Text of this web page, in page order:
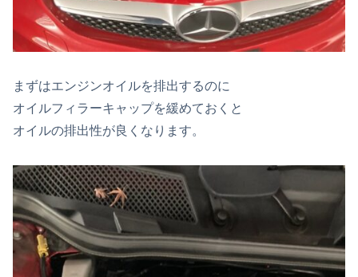
まずはエンジンオイルを排出するのに
オイルフィラーキャップを緩めておくと
オイルの排出性が良くなります。